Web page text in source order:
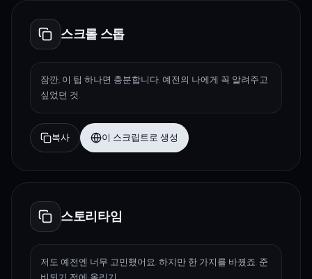
스크롤 스톱
잠깐, 이 팁 하나면 충분합니다. 예전의 나에게 꼭 알려주고
싶었던 것.
복사 이 스크립트로 생성
스토리타임
저도 예전엔 너무 고민했어요. 하지만 한 가지를 바꿨죠. 준